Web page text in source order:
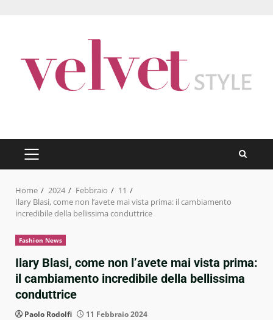
PRIMARY
MENU
Home 2024 Febbraio
11
Ilary Blasi, come non l’avete mai vista prima: il cambiamento
incredibile della bellissima conduttrice
Fashion News
Ilary Blasi, come non l’avete mai vista prima:
il cambiamento incredibile della bellissima
conduttrice
Paolo Rodolfi 11 Febbraio 2024